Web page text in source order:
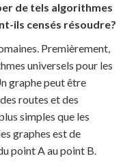
de tels algorithmes
ils censés résoudre?
Premièrement,
universels pour les
graphe peut être
routes et des
simples que les
graphes est de
point A au point B.